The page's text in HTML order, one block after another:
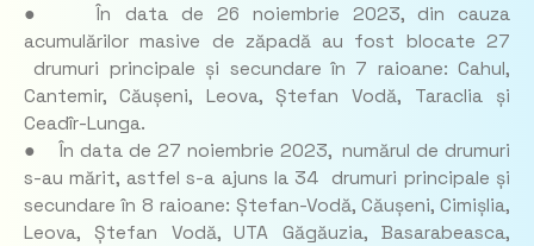
● În data de 26 noiembrie 2023, din cauza
acumulărilor masive de zăpadă au fost blocate 27
drumuri principale și secundare în 7 raioane: Cahul,
Cantemir, Căușeni, Leova, Ștefan Vodă, Taraclia și
Ceadîr-Lunga.
● În data de 27 noiembrie 2023, numărul de drumuri
s-au mărit, astfel s-a ajuns la 34 drumuri principale și
secundare în 8 raioane: Ștefan-Vodă, Căușeni, Cimișlia,
Leova, Ștefan Vodă, UTA Găgăuzia, Basarabeasca,